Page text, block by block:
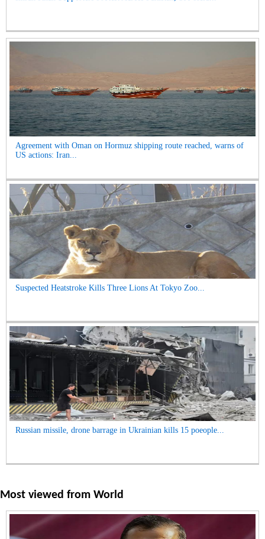
Agreement with Oman on Hormuz shipping route reached, warns of
US actions: Iran...
Suspected Heatstroke Kills Three Lions At Tokyo Zoo...
Russian missile, drone barrage in Ukrainian kills 15 poeople...
Most viewed from World